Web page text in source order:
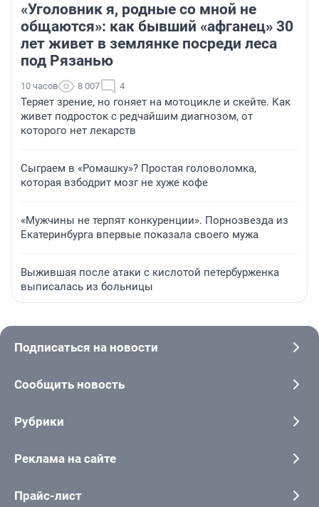
«Уголовник я, родные со мной не
общаются»: как бывший «афганец» 30
лет живет в землянке посреди леса
под Рязанью
10 часов 8 007 4
Теряет зрение, но гоняет на мотоцикле и скейте. Как
живет подросток с редчайшим диагнозом, от
которого нет лекарств
Сыграем в «Ромашку»? Простая головоломка,
которая взбодрит мозг не хуже кофе
«Мужчины не терпят конкуренции». Порнозвезда из
Екатеринбурга впервые показала своего мужа
Выжившая после атаки с кислотой петербурженка
выписалась из больницы
Подписаться на новости
Сообщить новость
Рубрики
Реклама на сайте
Прайс-лист